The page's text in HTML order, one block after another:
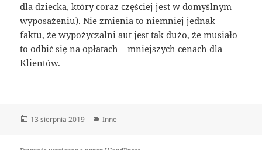
dla dziecka, który coraz częściej jest w domyślnym
wyposażeniu). Nie zmienia to niemniej jednak
faktu, że wypożyczalni aut jest tak dużo, że musiało
to odbić się na opłatach – mniejszych cenach dla
Klientów.
Data
13 sierpnia 2019 Kategorie
Inne